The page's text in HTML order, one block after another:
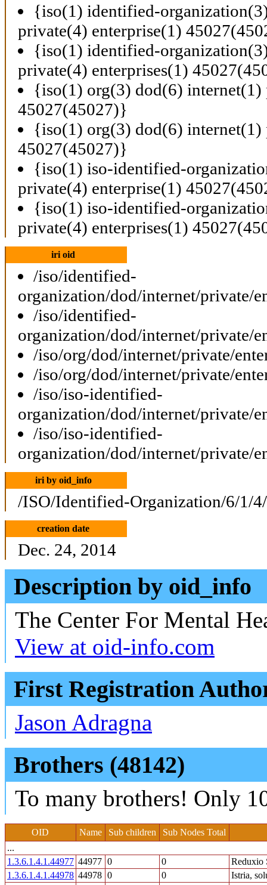
{iso(1) identified-
private(4) enterprise(1)
{iso(1) identified-
private(4) enterprises(1)
{iso(1) org(3) dod(6) internet(1)
45027(45027)}
{iso(1) org(3) dod(6) internet(1)
45027(45027)}
{iso(1) iso-identified-
private(4) enterprise(1)
{iso(1) iso-identified-
private(4) enterprises(1)
iri oid
/iso/identified-
organization/dod/internet/private/
/iso/identified-
organization/dod/internet/private/
/iso/org/dod/internet/private/
/iso/org/dod/internet/private/
/iso/iso-identified-
organization/dod/internet/private/
/iso/iso-identified-
organization/dod/internet/private/
iri by oid_info
/ISO/Identified-Organization/6/1/
creation date
Dec. 24, 2014
Description by oid_info
The Center For Mental
View at oid-info.com
First Registration
Jason Adragna
Brothers (48142)
To many brothers! Only
OID Name Sub children
Sub Nodes Total
...
1.3.6.1.4.1.44977 44977 0 0
Reduxio
1.3.6.1.4.1.44978 44978 0 0
Istria,